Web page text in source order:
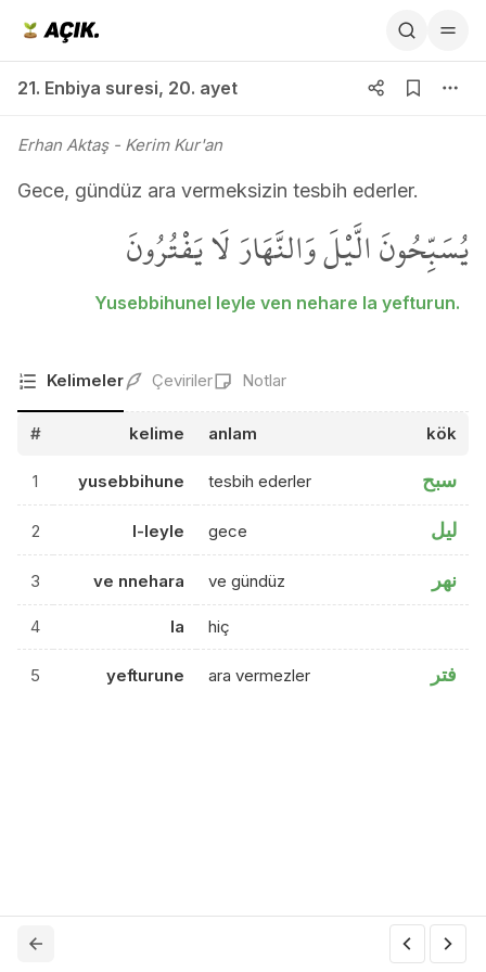
21. Enbiya suresi, 20. ayet
Erhan Aktaş- Kerim Kur'an
Gece, gündüz ara vermeksizin tesbih ederler.
يُسَبِّحُونَ الَّيْلَ وَالنَّهَارَ لَا يَفْتُرُونَ
Yusebbihunel leyle ven nehare la yefturun.
Kelimeler Çeviriler Notlar
# kelime anlam kök
1 yusebbihune tesbih ederler سبح
2 l-leyle gece ليل
3 ve nnehara ve gündüz نهر
4 la hiç
5 yefturune ara vermezler فتر